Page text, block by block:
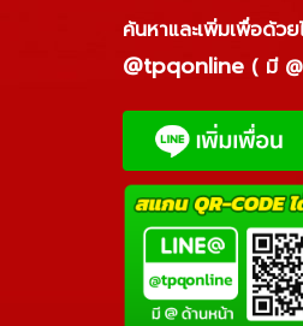
ค้นหาและเพิ่มเพื่อด้ว
@tpqonline ( มี